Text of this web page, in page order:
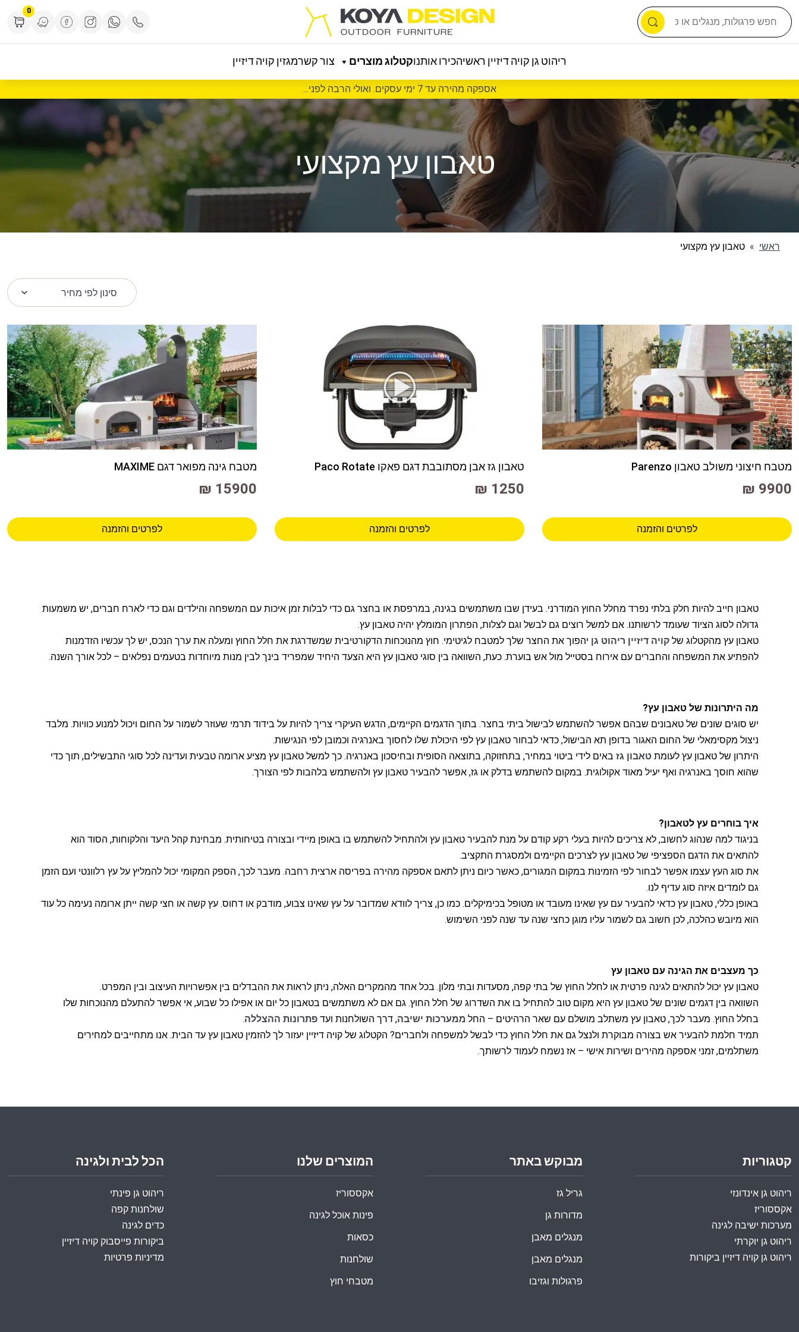
0
ריהוט גן קויה דיזיין ראשיהכירו אותנוקטלוג מוצרים צור קשרמגזין קויה דיזיין
אספקה מהירה עד 7 ימי עסקים. ואולי הרבה לפני...
"> טאבון עץ מקצועי
ראשי » טאבון עץ מקצועי
מטבח חיצוני משולב טאבון Parenzo
9900 ₪
לפרטים והזמנה
טאבון גז אבן מסתובבת דגם פאקו Paco Rotate
1250 ₪
לפרטים והזמנה
מטבח גינה מפואר דגם MAXIME
15900 ₪
לפרטים והזמנה
טאבון חייב להיות חלק בלתי נפרד מחלל החוץ המודרני. בעידן שבו משתמשים בגינה, במרפסת או בחצר גם כדי לבלות זמן איכות עם המשפחה והילדים וגם כדי לארח חברים, יש משמעות
גדולה לסוג הציוד שעומד לרשותנו. אם למשל רוצים גם לבשל וגם לצלות, הפתרון המומלץ יהיה טאבון עץ.
טאבון עץ מהקטלוג של קויה דיזיין ריהוט גן יהפוך את החצר שלך למטבח לגיטימי. חוץ מהנוכחות הדקורטיבית שמשדרגת את חלל החוץ ומעלה את ערך הנכס, יש לך עכשיו הזדמנות
להפתיע את המשפחה והחברים עם אירוח בסטייל מול אש בוערת. כעת, השוואה בין סוגי טאבון עץ היא הצעד היחיד שמפריד בינך לבין מנות מיוחדות בטעמים נפלאים – לכל אורך השנה.
מה היתרונות של טאבון עץ?
יש סוגים שונים של טאבונים שבהם אפשר להשתמש לבישול ביתי בחצר. בתוך הדגמים הקיימים, הדגש העיקרי צריך להיות על בידוד תרמי שעוזר לשמור על החום ויכול למנוע כוויות. מלבד
ניצול מקסימאלי של החום האגור בדופן תא הבישול, כדאי לבחור טאבון עץ לפי היכולת שלו לחסוך באנרגיה וכמובן לפי הנגישות.
היתרון של טאבון עץ לעומת טאבון גז באים לידי ביטוי במחיר, בתחזוקה, בתוצאה הסופית ובחיסכון באנרגיה. כך למשל טאבון עץ מציע ארומה טבעית ועדינה לכל סוגי התבשילים, תוך כדי
שהוא חוסך באנרגיה ואף יעיל מאוד אקולוגית. במקום להשתמש בדלק או גז, אפשר להבעיר טאבון עץ ולהשתמש בלהבות לפי הצורך.
איך בוחרים עץ לטאבון?
בניגוד למה שנהוג לחשוב, לא צריכים להיות בעלי רקע קודם על מנת להבעיר טאבון עץ ולהתחיל להשתמש בו באופן מיידי ובצורה בטיחותית. מבחינת קהל היעד והלקוחות, הסוד הוא
להתאים את הדגם הספציפי של טאבון עץ לצרכים הקיימים ולמסגרת התקציב.
את סוג העץ עצמו אפשר לבחור לפי הזמינות במקום המגורים, כאשר כיום ניתן לתאם אספקה מהירה בפריסה ארצית רחבה. מעבר לכך, הספק המקומי יכול להמליץ על עץ רלוונטי ועם הזמן
גם לומדים איזה סוג עדיף לנו.
באופן כללי, טאבון עץ כדאי להבעיר עם עץ שאינו מעובד או מטופל בכימיקלים. כמו כן, צריך לוודא שמדובר על עץ שאינו צבוע, מודבק או דחוס. עץ קשה או חצי קשה ייתן ארומה נעימה כל עוד
הוא מיובש כהלכה, לכן חשוב גם לשמור עליו מוגן כחצי שנה עד שנה לפני השימוש.
כך מעצבים את הגינה עם טאבון עץ
טאבון עץ יכול להתאים לגינה פרטית או לחלל החוץ של בתי קפה, מסעדות ובתי מלון. בכל אחד מהמקרים האלה, ניתן לראות את ההבדלים בין אפשרויות העיצוב ובין המפרט.
השוואה בין דגמים שונים של טאבון עץ היא מקום טוב להתחיל בו את השדרוג של חלל החוץ. גם אם לא משתמשים בטאבון כל יום או אפילו כל שבוע, אי אפשר להתעלם מהנוכחות שלו
בחלל החוץ. מעבר לכך, טאבון עץ משתלב מושלם עם שאר הרהיטים – החל ממערכות ישיבה, דרך השולחנות ועד פתרונות ההצללה.
תמיד חלמת להבעיר אש בצורה מבוקרת ולנצל גם את חלל החוץ כדי לבשל למשפחה ולחברים? הקטלוג של קויה דיזיין יעזור לך להזמין טאבון עץ עד הבית. אנו מתחייבים למחירים
משתלמים, זמני אספקה מהירים ושירות אישי – אז נשמח לעמוד לרשותך.
הכל לבית ולגינה
ריהוט גן פינתי
שולחנות קפה
כדים לגינה
ביקורות פייסבוק קויה דיזיין
מדיניות פרטיות
המוצרים שלנו
אקססוריז
פינות אוכל לגינה
כסאות
שולחנות
מטבחי חוץ
מבוקש באתר
גריל גז
מדורות גן
מנגלים מאבן
מנגלים מאבן
פרגולות וגזיבו
קטגוריות
ריהוט גן אינדונזי
אקססוריז
מערכות ישיבה לגינה
ריהוט גן יוקרתי
ריהוט גן קויה דיזיין ביקורות